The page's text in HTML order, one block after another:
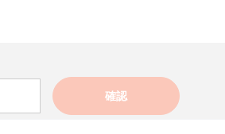
確認